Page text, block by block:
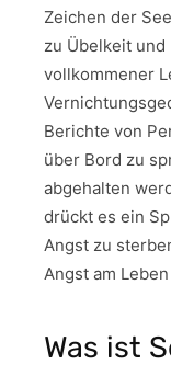
Zeichen der
zu Übelkeit und
vollkommener
Berichte von
über Bord zu
abgehalten
drückt es ein
Angst zu
Angst am
Was ist